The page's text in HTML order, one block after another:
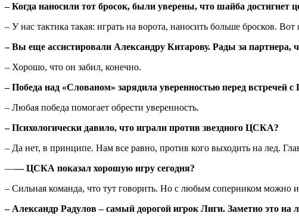
– Когда наносили тот бросок, были уверены, что шайба достигнет
– У нас тактика такая: играть на ворота, наносить больше бросков.
– Вы еще ассистировали Александру Китарову. Рады за партнера,
– Хорошо, что он забил, конечно.
– Победа над «Слованом» зарядила уверенностью перед встречей
– Любая победа помогает обрести уверенность.
– Психологически давило, что играли против звездного ЦСКА?
– Да нет, в принципе. Нам все равно, против кого выходить на лед.
—— ЦСКА показал хорошую игру сегодня?
– Сильная команда, что тут говорить. Но с любым соперником можно
– Александр Радулов – самый дорогой игрок Лиги. Заметно это на